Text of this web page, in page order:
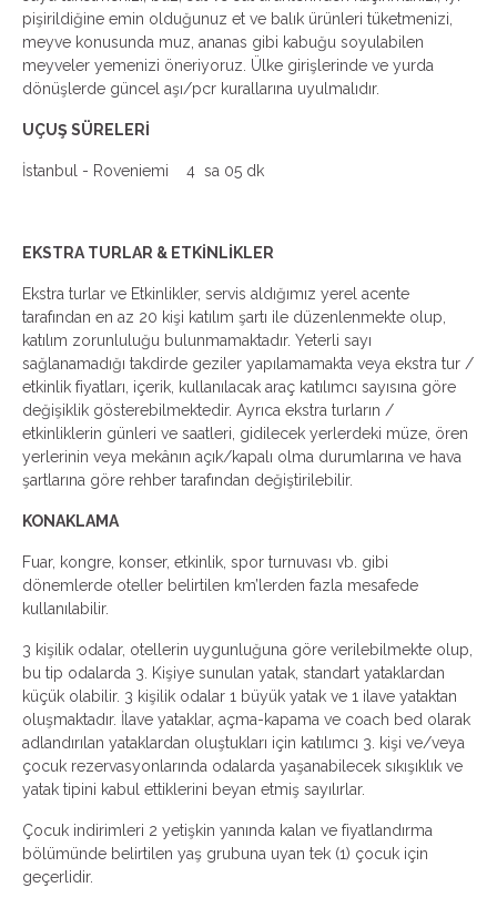
pişirildiğine emin olduğunuz et ve balık ürünleri tüketmenizi,
meyve konusunda muz, ananas gibi kabuğu soyulabilen
meyveler yemenizi öneriyoruz. Ülke girişlerinde ve yurda
dönüşlerde güncel aşı/pcr kurallarına uyulmalıdır.
UÇUŞ SÜRELERİ
İstanbul - Roveniemi 4 sa 05 dk
EKSTRA TURLAR & ETKİNLİKLER
Ekstra turlar ve Etkinlikler, servis aldığımız yerel acente
tarafından en az 20 kişi katılım şartı ile düzenlenmekte olup,
katılım zorunluluğu bulunmamaktadır. Yeterli sayı
sağlanamadığı takdirde geziler yapılamamakta veya ekstra tur /
etkinlik fiyatları, içerik, kullanılacak araç katılımcı sayısına göre
değişiklik gösterebilmektedir. Ayrıca ekstra turların /
etkinliklerin günleri ve saatleri, gidilecek yerlerdeki müze, ören
yerlerinin veya mekânın açık/kapalı olma durumlarına ve hava
şartlarına göre rehber tarafından değiştirilebilir.
KONAKLAMA
Fuar, kongre, konser, etkinlik, spor turnuvası vb. gibi
dönemlerde oteller belirtilen km’lerden fazla mesafede
kullanılabilir.
3 kişilik odalar, otellerin uygunluğuna göre verilebilmekte olup,
bu tip odalarda 3. Kişiye sunulan yatak, standart yataklardan
küçük olabilir. 3 kişilik odalar 1 büyük yatak ve 1 ilave yataktan
oluşmaktadır. İlave yataklar, açma-kapama ve coach bed olarak
adlandırılan yataklardan oluştukları için katılımcı 3. kişi ve/veya
çocuk rezervasyonlarında odalarda yaşanabilecek sıkışıklık ve
yatak tipini kabul ettiklerini beyan etmiş sayılırlar.
Çocuk indirimleri 2 yetişkin yanında kalan ve fiyatlandırma
bölümünde belirtilen yaş grubuna uyan tek (1) çocuk için
geçerlidir.